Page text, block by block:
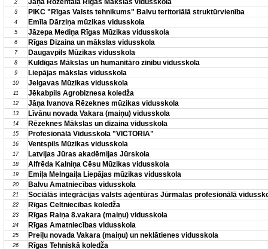
2 Jaņa Rozentāla Rīgas Mākslas vidusskola
3 PIKC "Rīgas Valsts tehnikums" Balvu teritoriālā struktūrvienība
4 Emīla Dārziņa mūzikas vidusskola
5 Jāzepa Mediņa Rīgas Mūzikas vidusskola
6 Rīgas Dizaina un mākslas vidusskola
7 Daugavpils Mūzikas vidusskola
8 Kuldīgas Mākslas un humanitāro zinību vidusskola
9 Liepājas mākslas vidusskola
10 Jelgavas Mūzikas vidusskola
11 Jēkabpils Agrobiznesa koledža
12 Jāņa Ivanova Rēzeknes mūzikas vidusskola
13 Līvānu novada Vakara (maiņu) vidusskola
14 Rēzeknes Mākslas un dizaina vidusskola
15 Profesionālā Vidusskola "VICTORIA"
16 Ventspils Mūzikas vidusskola
17 Latvijas Jūras akadēmijas Jūrskola
18 Alfrēda Kalniņa Cēsu Mūzikas vidusskola
19 Emiļa Melngaiļa Liepājas mūzikas vidusskola
20 Balvu Amatniecības vidusskola
21 Sociālās integrācijas valsts aģentūras Jūrmalas profesionālā
22 Rīgas Celtniecības koledža
23 Rīgas Raiņa 8.vakara (maiņu) vidusskola
24 Rīgas Amatniecības vidusskola
25 Preiļu novada Vakara (maiņu) un neklātienes vidusskola
26 Rīgas Tehniskā koledža